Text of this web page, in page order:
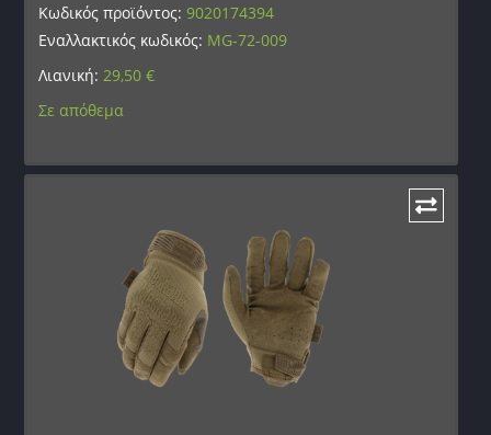
Κωδικός προϊόντος:9020174394
Εναλλακτικός κωδικός: MG-72-009
Λιανική: 29,50€
Σε απόθεμα